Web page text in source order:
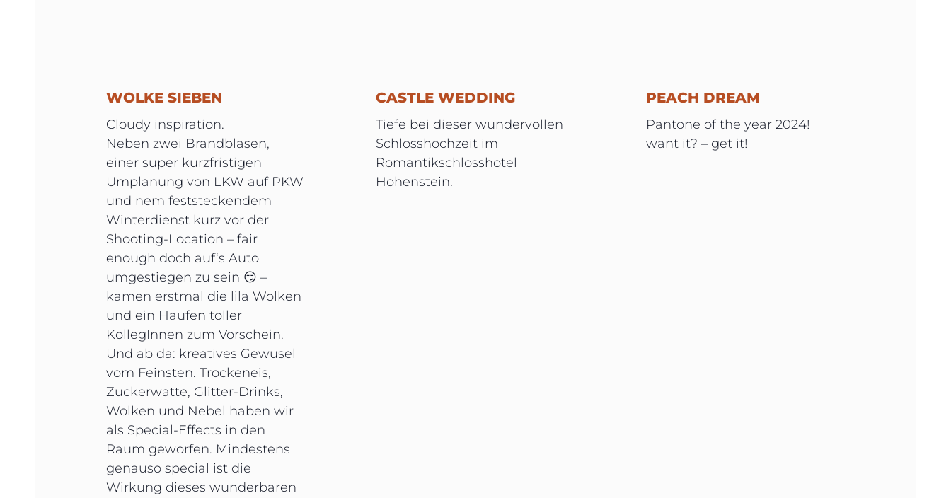
WOLKE SIEBEN
Cloudy inspiration.
Neben zwei Brandblasen,
einer super kurzfristigen
Umplanung von LKW auf PKW
und nem feststeckendem
Winterdienst kurz vor der
Shooting-Location – fair
enough doch auf‘s Auto
umgestiegen zu sein 😏 –
kamen erstmal die lila Wolken
und ein Haufen toller
KollegInnen zum Vorschein.
Und ab da: kreatives Gewusel
vom Feinsten. Trockeneis,
Zuckerwatte, Glitter-Drinks,
Wolken und Nebel haben wir
als Special-Effects in den
Raum geworfen. Mindestens
genauso special ist die
Wirkung dieses wunderbaren
CASTLE WEDDING
Tiefe bei dieser wundervollen
Schlosshochzeit im
Romantikschlosshotel
Hohenstein.
PEACH DREAM
Pantone of the year 2024!
want it? – get it!